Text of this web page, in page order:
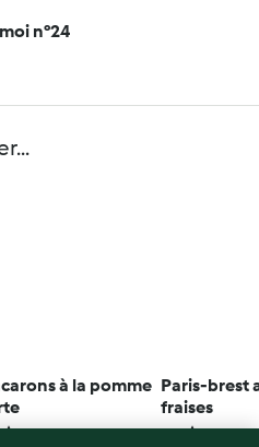
n°24
à la pomme
(27)
Paris-brest
fraises
4.4 (25)